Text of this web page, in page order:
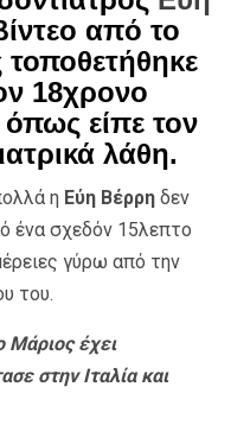
από το
τοποθετήθηκε
18χρονο
είπε τον
λάθη.
η Εύη Βέρρη δεν
ένα σχεδόν 15λεπτο
γύρω από την
του.
Μάριος έχει
στην Ιταλία και